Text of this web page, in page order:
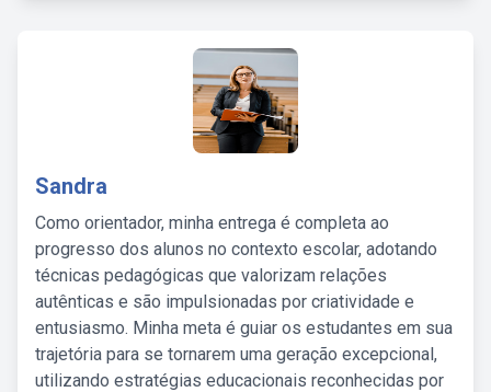
Sandra
Como orientador, minha entrega é completa ao
progresso dos alunos no contexto escolar, adotando
técnicas pedagógicas que valorizam relações
autênticas e são impulsionadas por criatividade e
entusiasmo. Minha meta é guiar os estudantes em sua
trajetória para se tornarem uma geração excepcional,
utilizando estratégias educacionais reconhecidas por